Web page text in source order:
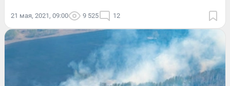
21 мая, 2021, 09:00 9 525 12